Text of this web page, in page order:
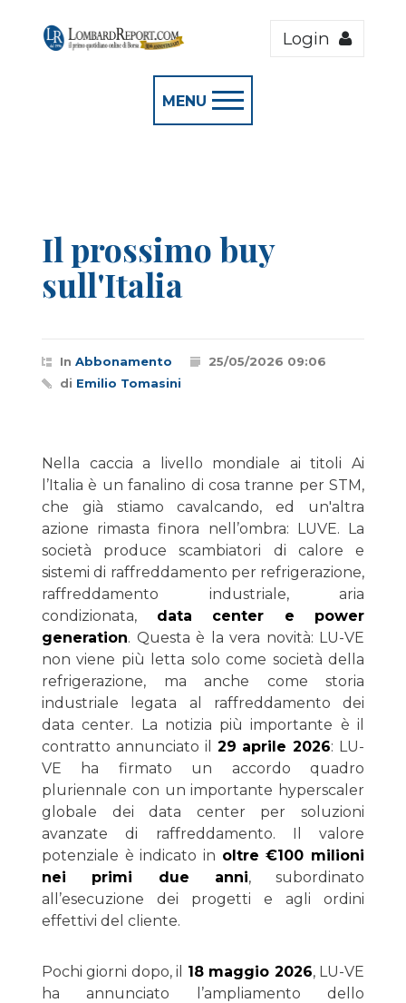
Login
MENU
Il prossimo buy
sull'Italia
In Abbonamento
25/05/2026 09:06
di Emilio Tomasini
Nella caccia a livello mondiale ai titoli Ai
l’Italia è un fanalino di cosa tranne per STM,
che già stiamo cavalcando, ed un'altra
azione rimasta finora nell’ombra: LUVE. La
società produce scambiatori di calore e
sistemi di raffreddamento per refrigerazione,
raffreddamento industriale, aria
condizionata, data center e power
generation. Questa è la vera novità: LU-VE
non viene più letta solo come società della
refrigerazione, ma anche come storia
industriale legata al raffreddamento dei
data center. La notizia più importante è il
contratto annunciato il 29 aprile 2026: LU-
VE ha firmato un accordo quadro
pluriennale con un importante hyperscaler
globale dei data center per soluzioni
avanzate di raffreddamento. Il valore
potenziale è indicato in oltre €100 milioni
nei primi due anni, subordinato
all’esecuzione dei progetti e agli ordini
effettivi del cliente.
Pochi giorni dopo, il 18 maggio 2026, LU-VE
ha annunciato l’ampliamento dello